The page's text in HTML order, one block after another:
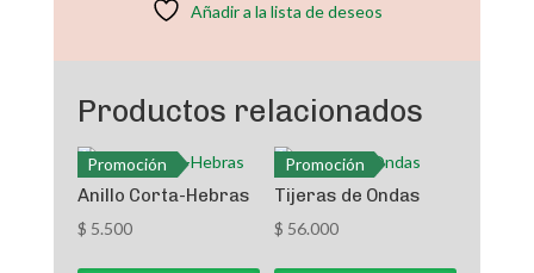
Añadir a la lista de deseos
Productos relacionados
Promoción
Anillo Corta-Hebras
$ 5.500
Promoción
Tijeras de Ondas
$ 56.000